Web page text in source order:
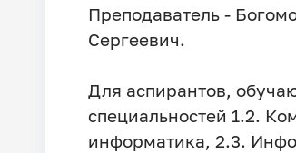
Преподаватель -
Сергеевич.
Для аспирантов,
специальностей 1.2.
информатика, 2.3.